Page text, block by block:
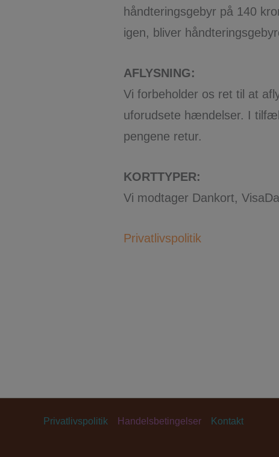
håndteringsgebyr på 140
igen, bliver
AFLYSNING:
Vi forbeholder os ret til at
uforudsete hændelser. I
pengene retur.
KORTTYPER:
Vi modtager Dankort,
Privatlivspolitik
Privatlivspolitik Handelsbetingelser Kontakt